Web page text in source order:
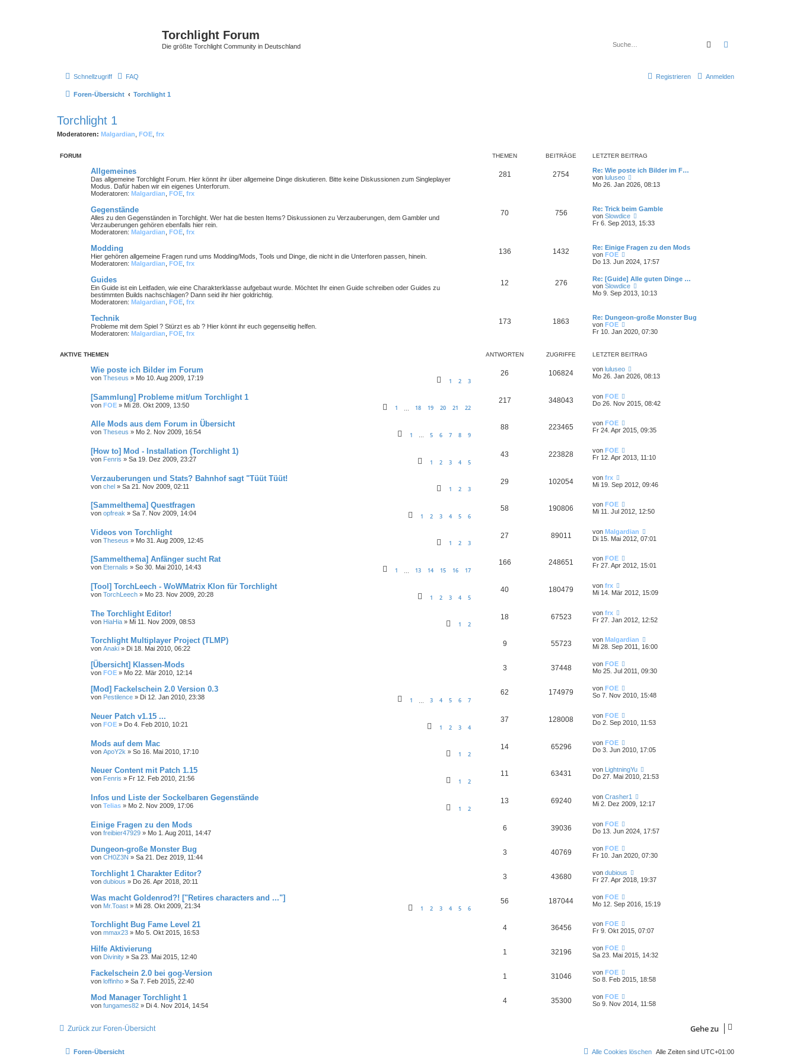
Torchlight Forum
Die größte Torchlight Community in Deutschland Suche
Schnellzugriff FAQ Anmelden
Registrieren
Foren-Übersicht Torchlight 1
Torchlight 1
Moderatoren: Malgardian FOE frx
FORUM THEMEN BEITRÄGE LETZTER BEITRAG
Allgemeines
Das allgemeine Torchlight Forum. Hier könnt ihr über allgemeine Dinge diskutieren. Bitte keine Diskussionen zum Singleplayer
Modus. Dafür haben wir ein eigenes Unterforum.
Moderatoren: Malgardian FOE frx
281 2754
Re: Wie poste ich Bilder im F…
von luluseo
e
t
e
r
i
r
g
Mo 26. Jan 2026, 08:13
Gegenstände
Alles zu den Gegenständen in Torchlight. Wer hat die besten Items? Diskussionen zu Verzauberungen, dem Gambler und
Verzauberungen gehören ebenfalls hier rein.
Moderatoren: Malgardian FOE frx
70 756
Re: Trick beim Gamble
von Slowdice
e
t
e
r
e
g
Fr 6. Sep 2013, 15:33
Modding
Hier gehören allgemeine Fragen rund ums Modding/Mods, Tools und Dinge, die nicht in die Unterforen passen, hinein.
Moderatoren: Malgardian FOE frx
136 1432
Re: Einige Fragen zu den Mods
von FOE
e
e
s
t
e
e
t
g
Do 13. Jun 2024, 17:57
Guides
Ein Guide ist ein Leitfaden, wie eine Charakterklasse aufgebaut wurde. Möchtet Ihr einen Guide schreiben oder Guides zu
bestimmten Builds nachschlagen? Dann seid ihr hier goldrichtig.
Moderatoren: Malgardian FOE frx
12 276
Re: [Guide] Alle guten Dinge …
von Slowdice
e
t
e
r
i
a
Mo 9. Sep 2013, 10:13
Technik
Probleme mit dem Spiel ? Stürzt es ab ? Hier könnt ihr euch gegenseitig helfen.
Moderatoren: Malgardian FOE frx
173 1863
Re: Dungeon-große Monster Bug
von FOE
e
s
e
r
B
t
Fr 10. Jan 2020, 07:30
AKTIVE THEMEN ANTWORTEN ZUGRIFFE LETZTER BEITRAG
Wie poste ich Bilder im Forum
von Theseus » Mo 10. Aug 2009, 17:19 1 2 3
26 106824 von luluseo
Mo 26. Jan 2026, 08:13
[Sammlung] Probleme mit/um Torchlight 1
von FOE » Mi 28. Okt 2009, 13:50 1 18 19 20 21 22
217 348043 von FOE
Do 26. Nov 2015, 08:42
Alle Mods aus dem Forum in Übersicht
von Theseus » Mo 2. Nov 2009, 16:54 1 … 5 6 7 8 9
88 223465 von FOE
Fr 24. Apr 2015, 09:35
[How to] Mod - Installation (Torchlight 1)
von Fenris » Sa 19. Dez 2009, 23:27 1 2 3 4 5
43 223828 von FOE
Fr 12. Apr 2013, 11:10
Verzauberungen und Stats? Bahnhof sagt "Tüüt Tüüt!
von chel » Sa 21. Nov 2009, 02:11 1 2 3
29 102054 von frx
Mi 19. Sep 2012, 09:46
[Sammelthema] Questfragen
von opfreak » Sa 7. Nov 2009, 14:04 1 2 3 4 5 6
58 190806 von FOE
Mi 11. Jul 2012, 12:50
Videos von Torchlight
von Theseus » Mo 31. Aug 2009, 12:45 1 2 3
27 89011 von Malgardian
Di 15. Mai 2012, 07:01
[Sammelthema] Anfänger sucht Rat
von Eternalis » So 30. Mai 2010, 14:43 1 13 14 15 16 17
166 248651 von FOE
Fr 27. Apr 2012, 15:01
[Tool] TorchLeech - WoWMatrix Klon für Torchlight
von TorchLeech » Mo 23. Nov 2009, 20:28 1 2 3 4 5
40 180479 von frx
Mi 14. Mär 2012, 15:09
The Torchlight Editor!
von HiaHia » Mi 11. Nov 2009, 08:53 1 2
18 67523 von frx
Fr 27. Jan 2012, 12:52
Torchlight Multiplayer Project (TLMP)
von Anaki » Di 18. Mai 2010, 06:22
9 55723 von Malgardian
Mi 28. Sep 2011, 16:00
[Übersicht] Klassen-Mods
von FOE » Mo 22. Mär 2010, 12:14
3 37448 von FOE
Mo 25. Jul 2011, 09:30
[Mod] Fackelschein 2.0 Version 0.3
von Pestilence » Di 12. Jan 2010, 23:38 1 3 4 5 6 7
62 174979 von FOE
So 7. Nov 2010, 15:48
Neuer Patch v1.15 ...
von FOE » Do 4. Feb 2010, 10:21 1 2 3 4
37 128008 von FOE
Do 2. Sep 2010, 11:53
Mods auf dem Mac
von ApoY2k » So 16. Mai 2010, 17:10 1 2
14 65296 von FOE
Do 3. Jun 2010, 17:05
Neuer Content mit Patch 1.15
von Fenris » Fr 12. Feb 2010, 21:56 1 2
11 63431 von
LightningYu
Do 27. Mai 2010, 21:53
Infos und Liste der Sockelbaren Gegenstände
von Telias » Mo 2. Nov 2009, 17:06 1 2
13 69240 von Crasher1
Mi 2. Dez 2009, 12:17
Einige Fragen zu den Mods
von freibier47929 » Mo 1. Aug 2011, 14:47
6 39036 von FOE
Do 13. Jun 2024, 17:57
Dungeon-große Monster Bug
von CH0Z3N » Sa 21. Dez 2019, 11:44
3 40769 von FOE
Fr 10. Jan 2020, 07:30
Torchlight 1 Charakter Editor?
von dubious » Do 26. Apr 2018, 20:11
3 43680 von dubious
Fr 27. Apr 2018, 19:37
Was macht Goldenrod?! ["Retires characters and ..."]
von Mr.Toast » Mi 28. Okt 2009, 21:34 1 2 3 4 5 6
56 187044 von FOE
Mo 12. Sep 2016, 15:19
Torchlight Bug Fame Level 21
von mmax23 » Mo 5. Okt 2015, 16:53
4 36456 von FOE
Fr 9. Okt 2015, 07:07
Hilfe Aktivierung
von Divinity » Sa 23. Mai 2015, 12:40
1 32196 von FOE
Sa 23. Mai 2015, 14:32
Fackelschein 2.0 bei gog-Version
von loffinho » Sa 7. Feb 2015, 22:40
1 31046 von FOE
So 8. Feb 2015, 18:58
Mod Manager Torchlight 1
von fungames82 » Di 4. Nov 2014, 14:54
4 35300 von FOE
So 9. Nov 2014, 11:58
Zurück zur Foren-Übersicht Gehe zu
Foren-Übersicht Alle Zeiten sind UTC+01:00
Alle Cookies löschen